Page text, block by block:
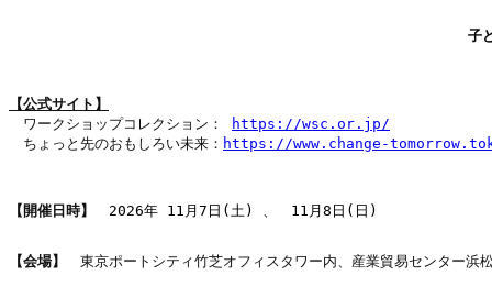
子
【公式サイト】
ワークショップコレクション：
ちょっと先のおもしろい未来： https://www.change-
【開催日時】 2026年 11月7 日( 土 ) 、 11月8 日(日 )
【会場】 東京ポートシティ竹芝オフィスタワー内、産業貿易センター